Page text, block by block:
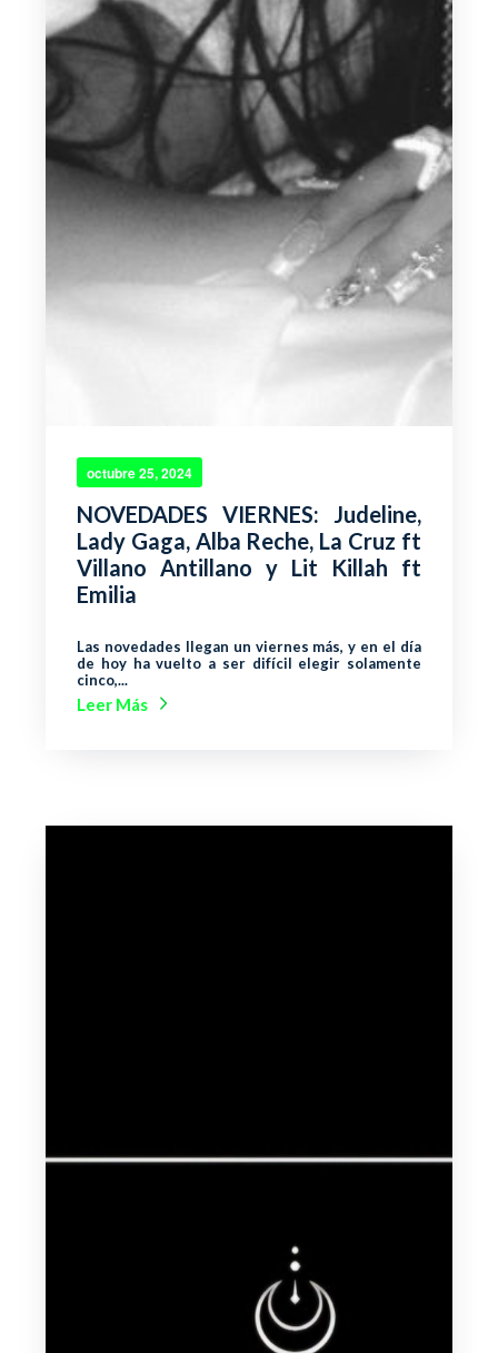
octubre 25, 2024
NOVEDADES VIERNES: Judeline,
Lady Gaga, Alba Reche, La Cruz ft
Villano Antillano y Lit Killah ft
Emilia
Las novedades llegan un viernes más, y en el día
de hoy ha vuelto a ser difícil elegir solamente
cinco,...
Leer Más